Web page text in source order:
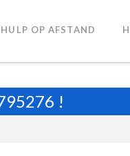
HULP OP AFSTAND
!